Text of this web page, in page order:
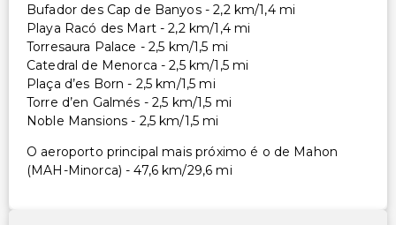
Bufador des Cap de Banyos - 2,2 km/1,4 mi
Playa Racó des Mart - 2,2 km/1,4 mi
Torresaura Palace - 2,5 km/1,5 mi
Catedral de Menorca - 2,5 km/1,5 mi
Plaça d’es Born - 2,5 km/1,5 mi
Torre d’en Galmés - 2,5 km/1,5 mi
Noble Mansions - 2,5 km/1,5 mi
O aeroporto principal mais próximo é o de Mahon
(MAH-Minorca) - 47,6 km/29,6 mi